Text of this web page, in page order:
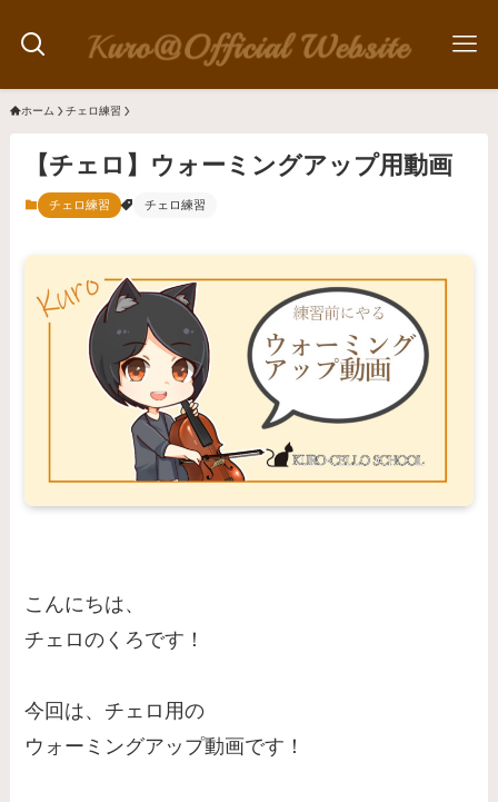
ホーム チェロ練習
【チェロ】ウォーミングアップ用動画
チェロ練習 チェロ練習
こんにちは、
チェロのくろです！
今回は、チェロ用の
ウォーミングアップ動画です！